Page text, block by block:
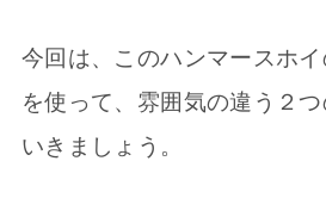
今回は、このハンマースホ
を使って、雰囲気の違う２
いきましょう。